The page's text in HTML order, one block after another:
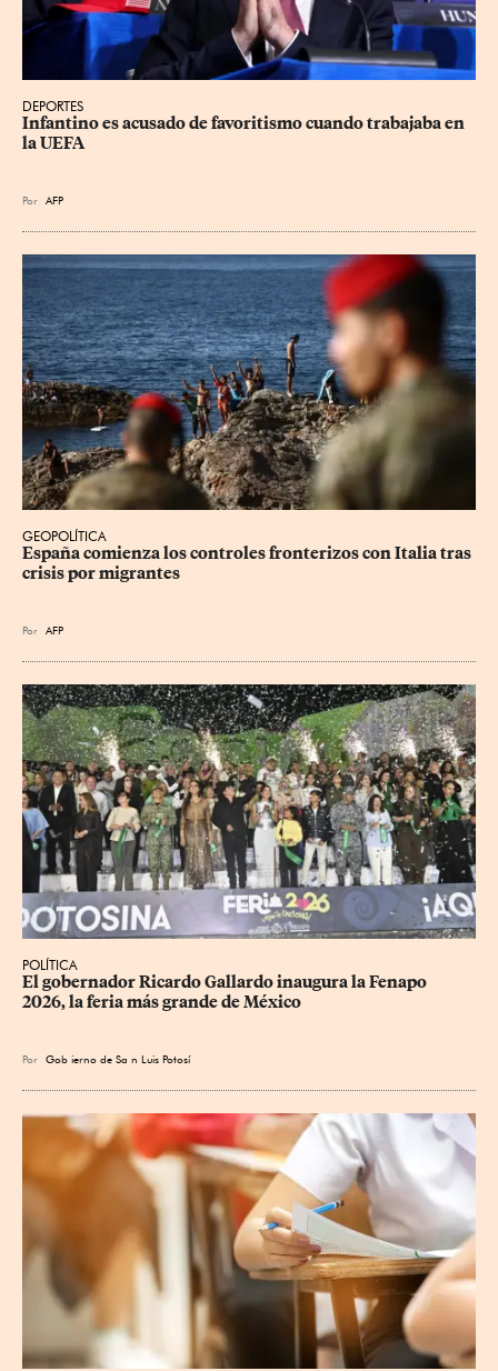
DEPORTES
Infantino es acusado de favoritismo cuando trabajaba en
la UEFA
Por AFP
GEOPOLÍTICA
España comienza los controles fronterizos con Italia tras
crisis por migrantes
Por AFP
POLÍTICA
​El gobernador Ricardo Gallardo inaugura la Fenapo
2026, la feria más grande de México
Por Gob ierno de Sa n Luis Potosí